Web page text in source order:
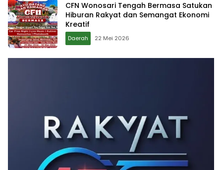
CFN Wonosari Tengah Bermasa Satukan
Hiburan Rakyat dan Semangat Ekonomi
Kreatif
Daerah 22 Mei 2026